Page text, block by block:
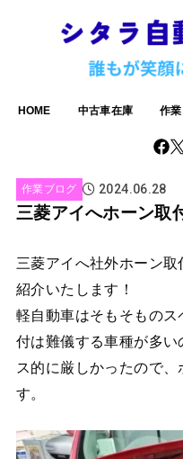
HOME 中古車在庫 作
作業ブログ 2024.06.28
三菱アイへホーン取
三菱アイへ社外ホーン
紹介いたします！
軽自動車はそもそもの
付は難儀する車種が多
ス的に厳しかったので
す。